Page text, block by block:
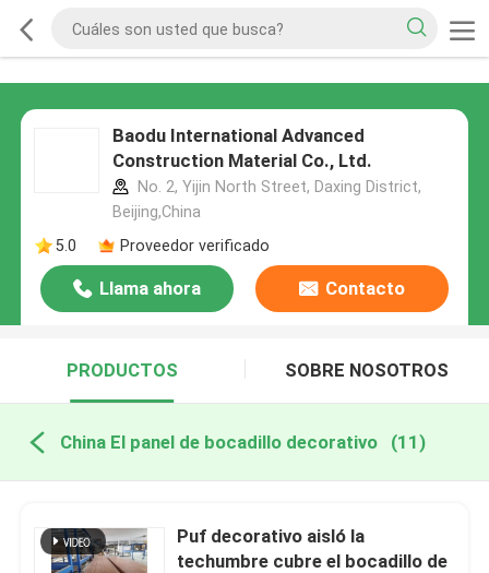
Baodu International Advanced
Construction Material Co., Ltd.
No. 2, Yijin North Street, Daxing District,
Beijing,China
5.0
Proveedor verificado
Llama ahora Contacto
PRODUCTOS SOBRE NOSOTROS
China El panel de bocadillo decorativo (11)
Puf decorativo aisló la
techumbre cubre el bocadillo de